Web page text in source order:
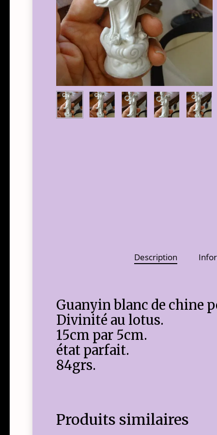
Description
Guanyin blanc de chine
Divinité au lotus.
15cm par 5cm.
état parfait.
84grs.
Produits similaires